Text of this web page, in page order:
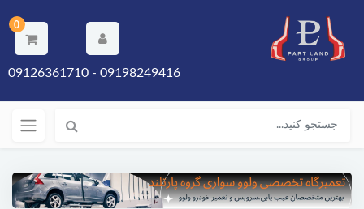
0
09198249416 - 09126361710